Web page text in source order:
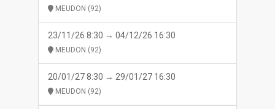
MEUDON (92)
23/11/26 8:30 → 04/12/26 16:30
MEUDON (92)
20/01/27 8:30 → 29/01/27 16:30
MEUDON (92)